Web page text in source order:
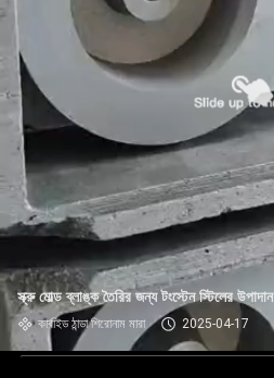
স্ক্রু মোল্ড ব্লাঙ্ক তৈরির জন্য টংস্টেন স্টিলের উপাদান
কার্বাইড ঠান্ডা শিরোনাম মারা 2025-04-17